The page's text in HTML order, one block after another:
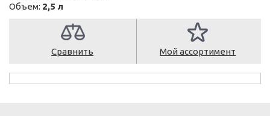
Объем: 2,5 л
Сравнить Мой ассортимент